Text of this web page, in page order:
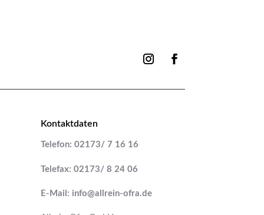
Kontaktdaten
Telefon: 02173/ 7 16 16
Telefax: 02173/ 8 24 06
E-Mail: info@allrein-ofra.de